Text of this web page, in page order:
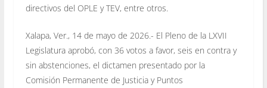
directivos del OPLE y TEV, entre otros.
Xalapa, Ver., 14 de mayo de 2026.- El Pleno de la LXVII
Legislatura aprobó, con 36 votos a favor, seis en contra y
sin abstenciones, el dictamen presentado por la
Comisión Permanente de Justicia y Puntos